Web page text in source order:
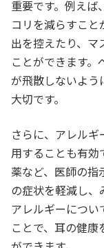
重要です。例えば
コリを減らすこ
出を控えたり、マ
ことができます
が飛散しないよう
大切です。
さらに、アレル
用することも有効
薬など、医師の指
の症状を軽減し、
アレルギーについ
ことで、耳の健